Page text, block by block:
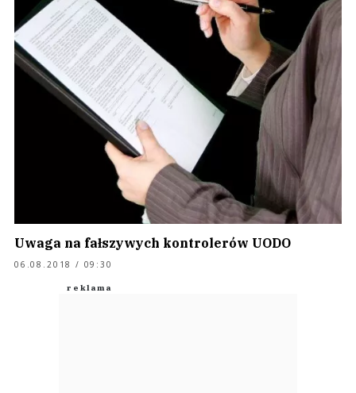
Uwaga na fałszywych kontrolerów UODO
06.08.2018 / 09:30